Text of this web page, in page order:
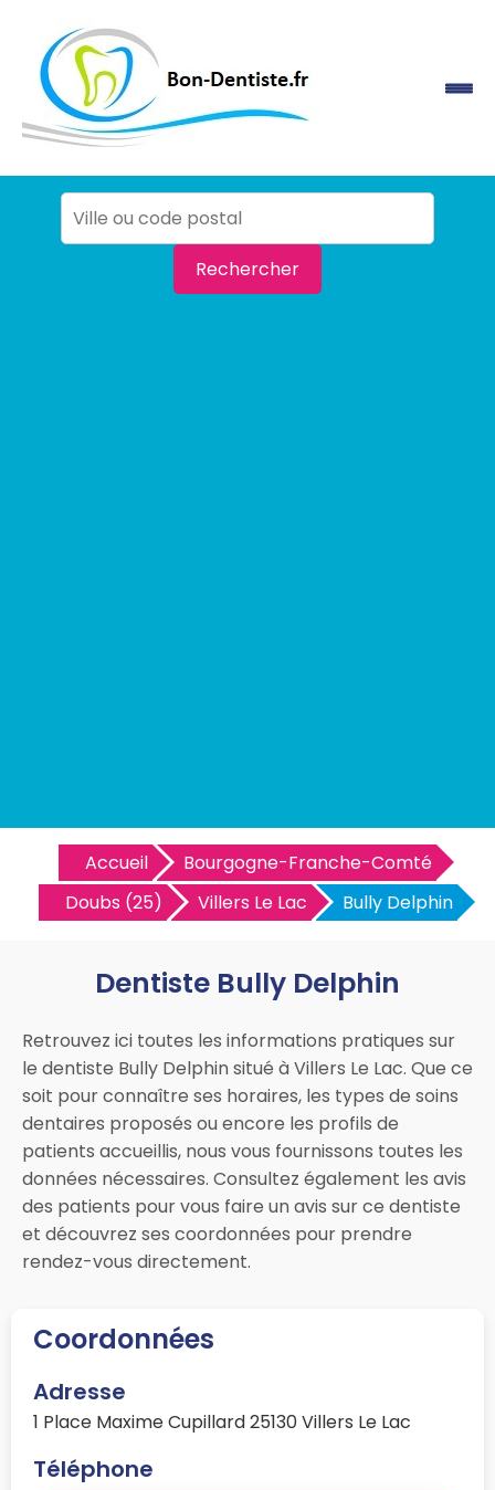
Rechercher
Accueil
Bourgogne-Franche-Comté
Doubs (25)
Villers Le Lac Bully Delphin
Dentiste Bully Delphin
Retrouvez ici toutes les informations pratiques sur
le dentiste Bully Delphin situé à Villers Le Lac. Que ce
soit pour connaître ses horaires, les types de soins
dentaires proposés ou encore les profils de
patients accueillis, nous vous fournissons toutes les
données nécessaires. Consultez également les avis
des patients pour vous faire un avis sur ce dentiste
et découvrez ses coordonnées pour prendre
rendez-vous directement.
Coordonnées
Adresse
1 Place Maxime Cupillard 25130 Villers Le Lac
Téléphone